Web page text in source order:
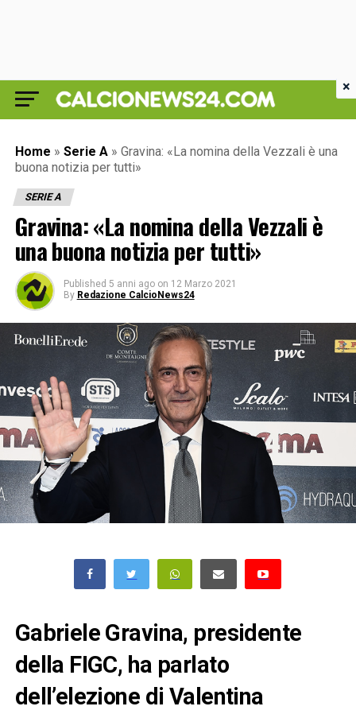
Home » Serie A » Gravina: «La nomina della Vezzali è una
buona notizia per tutti»
SERIE A
Gravina: «La nomina della Vezzali è
una buona notizia per tutti»
Published 5 anni ago on 12 Marzo 2021
By Redazione CalcioNews24
Gabriele Gravina, presidente
della FIGC, ha parlato
dell’elezione di Valentina
×